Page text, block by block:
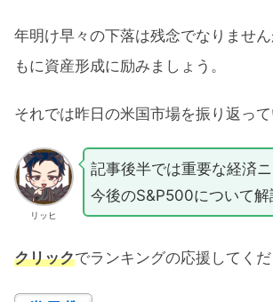
年明け早々の下落は残念でなりませ
もに資産形成に励みましょう。
それでは昨日の米国市場を振り返って
リッヒ
記事後半では重要な経済
今後のS&P500について解
クリックでランキングの応援してくだ